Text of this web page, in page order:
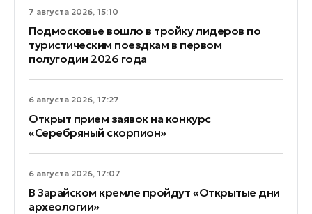
7 августа 2026, 15:10
Подмосковье вошло в тройку лидеров по
туристическим поездкам в первом
полугодии 2026 года
6 августа 2026, 17:27
Открыт прием заявок на конкурс
«Серебряный скорпион»
6 августа 2026, 17:07
В Зарайском кремле пройдут «Открытые дни
археологии»